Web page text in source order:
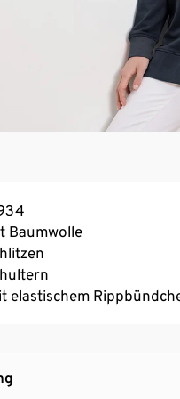
Baumwolle
elastischem